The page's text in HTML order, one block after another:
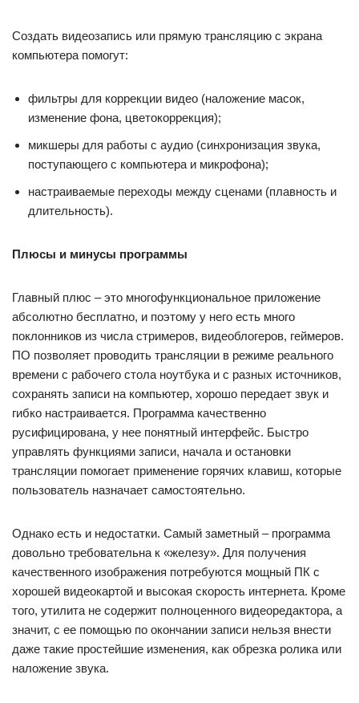
Создать видеозапись или прямую трансляцию с экрана
компьютера помогут:
фильтры для коррекции видео (наложение масок,
изменение фона, цветокоррекция);
микшеры для работы с аудио (синхронизация звука,
поступающего с компьютера и микрофона);
настраиваемые переходы между сценами (плавность и
длительность).
Плюсы и минусы программы
Главный плюс – это многофункциональное приложение
абсолютно бесплатно, и поэтому у него есть много
поклонников из числа стримеров, видеоблогеров, геймеров.
ПО позволяет проводить трансляции в режиме реального
времени с рабочего стола ноутбука и с разных источников,
сохранять записи на компьютер, хорошо передает звук и
гибко настраивается. Программа качественно
русифицирована, у нее понятный интерфейс. Быстро
управлять функциями записи, начала и остановки
трансляции помогает применение горячих клавиш, которые
пользователь назначает самостоятельно.
Однако есть и недостатки. Самый заметный – программа
довольно требовательна к «железу». Для получения
качественного изображения потребуются мощный ПК с
хорошей видеокартой и высокая скорость интернета. Кроме
того, утилита не содержит полноценного видеоредактора, а
значит, с ее помощью по окончании записи нельзя внести
даже такие простейшие изменения, как обрезка ролика или
наложение звука.